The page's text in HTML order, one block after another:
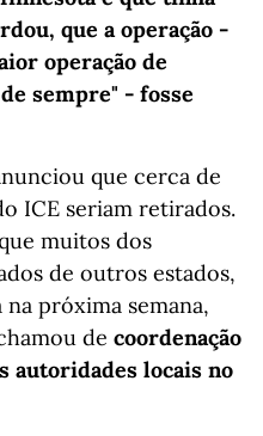
que a operação -
operação de
sempre" - fosse
que cerca de
ICE seriam retirados.
muitos dos
de outros estados,
na próxima semana,
de coordenação
autoridades locais no